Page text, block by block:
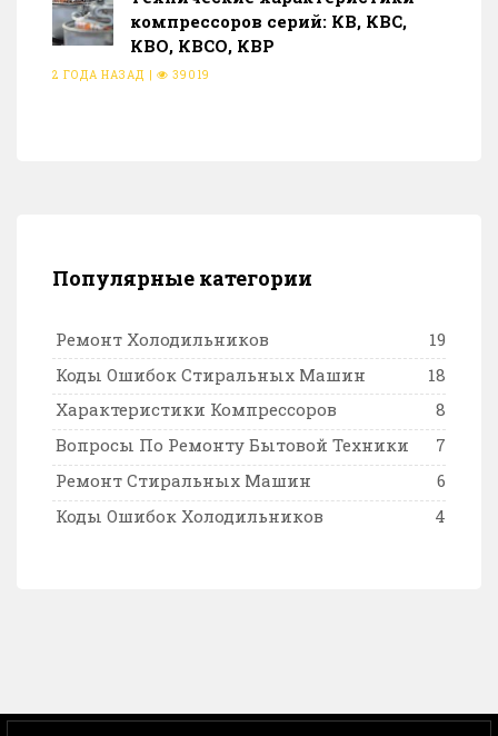
компрессоров серий: КВ, КВС,
КВО, КВСО, КВР
2 ГОДА НАЗАД 39019
Популярные категории
Ремонт Холодильников
19
Коды Ошибок Стиральных Машин
18
Характеристики Компрессоров
8
Вопросы По Ремонту Бытовой Техники
7
Ремонт Стиральных Машин
6
Коды Ошибок Холодильников
4